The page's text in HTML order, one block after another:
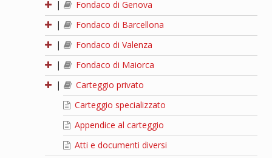
|
Fondaco di Genova
|
Fondaco di Barcellona
|
Fondaco di Valenza
|
Fondaco di Maiorca
|
Carteggio privato
Carteggio specializzato
Appendice al carteggio
Atti e documenti diversi